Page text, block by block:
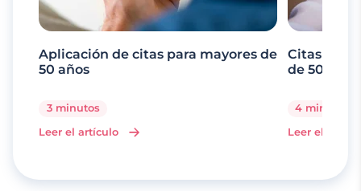
Aplicación de citas para mayores de
50 años
3 minutos
Leer el artículo
Citas
de 50 en
4 minutos
Leer el